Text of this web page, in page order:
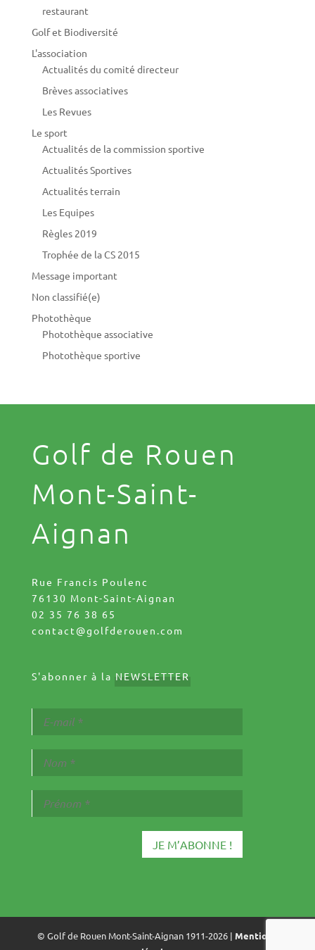
restaurant
Golf et Biodiversité
L'association
Actualités du comité directeur
Brèves associatives
Les Revues
Le sport
Actualités de la commission sportive
Actualités Sportives
Actualités terrain
Les Equipes
Règles 2019
Trophée de la CS 2015
Message important
Non classifié(e)
Photothèque
Photothèque associative
Photothèque sportive
Golf de Rouen
Mont-Saint-
Aignan
Rue Francis Poulenc
76130 Mont-Saint-Aignan
02 35 76 38 65
contact@golfderouen.com
S'abonner à la NEWSLETTER
© Golf de Rouen Mont-Saint-Aignan 1911-2026 |Mentions